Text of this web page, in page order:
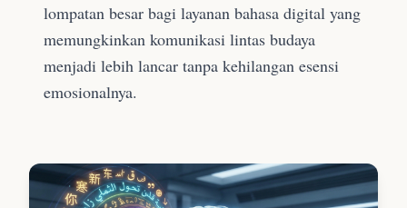
lompatan besar bagi layanan bahasa digital yang
memungkinkan komunikasi lintas budaya
menjadi lebih lancar tanpa kehilangan esensi
emosionalnya.